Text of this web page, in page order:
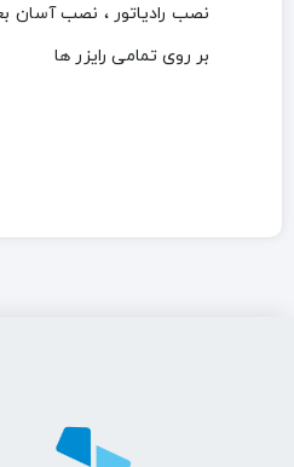
نصب رادیاتور ، نصب آسان
بر روی تمامی رایزر ها